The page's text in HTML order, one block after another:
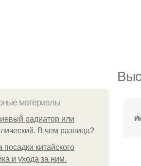
материалы
радиатор или
В чем разница?
посадки китайского
и ухода за ним.